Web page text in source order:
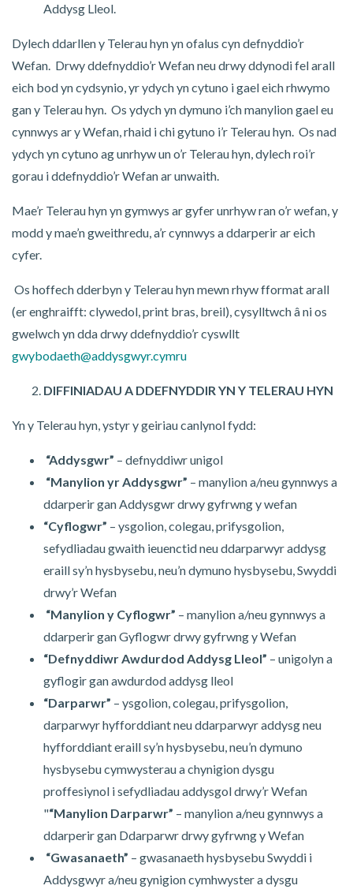
Addysg Lleol.
Dylech ddarllen y Telerau hyn yn ofalus cyn defnyddio’r
Wefan. Drwy ddefnyddio’r Wefan neu drwy ddynodi fel arall
eich bod yn cydsynio, yr ydych yn cytuno i gael eich rhwymo
gan y Telerau hyn. Os ydych yn dymuno i’ch manylion gael eu
cynnwys ar y Wefan, rhaid i chi gytuno i’r Telerau hyn. Os nad
ydych yn cytuno ag unrhyw un o’r Telerau hyn, dylech roi’r
gorau i ddefnyddio’r Wefan ar unwaith.
Mae’r Telerau hyn yn gymwys ar gyfer unrhyw ran o’r wefan, y
modd y mae’n gweithredu, a’r cynnwys a ddarperir ar eich
cyfer.
Os hoffech dderbyn y Telerau hyn mewn rhyw fformat arall
(er enghraifft: clywedol, print bras, breil), cysylltwch â ni os
gwelwch yn dda drwy ddefnyddio’r cyswllt
gwybodaeth@addysgwyr.cymru
DIFFINIADAU A DDEFNYDDIR YN Y TELERAU HYN
Yn y Telerau hyn, ystyr y geiriau canlynol fydd:
“Addysgwr” – defnyddiwr unigol
“Manylion yr Addysgwr” – manylion a/neu gynnwys a
ddarperir gan Addysgwr drwy gyfrwng y wefan
“Cyflogwr” – ysgolion, colegau, prifysgolion,
sefydliadau gwaith ieuenctid neu ddarparwyr addysg
eraill sy’n hysbysebu, neu’n dymuno hysbysebu, Swyddi
drwy’r Wefan
“Manylion y Cyflogwr” – manylion a/neu gynnwys a
ddarperir gan Gyflogwr drwy gyfrwng y Wefan
“Defnyddiwr Awdurdod Addysg Lleol” – unigolyn a
gyflogir gan awdurdod addysg lleol
“Darparwr” – ysgolion, colegau, prifysgolion,
darparwyr hyfforddiant neu ddarparwyr addysg neu
hyfforddiant eraill sy’n hysbysebu, neu’n dymuno
hysbysebu cymwysterau a chynigion dysgu
proffesiynol i sefydliadau addysgol drwy’r Wefan
"“Manylion Darparwr” – manylion a/neu gynnwys a
ddarperir gan Ddarparwr drwy gyfrwng y Wefan
“Gwasanaeth” – gwasanaeth hysbysebu Swyddi i
Addysgwyr a/neu gynigion cymhwyster a dysgu